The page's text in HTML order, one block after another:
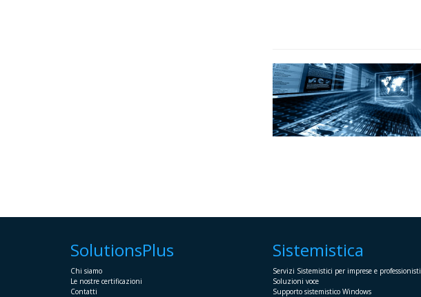
SolutionsPlus
Chi siamo
Le nostre certificazioni
Contatti
Sistemistica
Servizi Sistemistici per imprese e professionisti
Soluzioni voce
Supporto sistemistico Windows